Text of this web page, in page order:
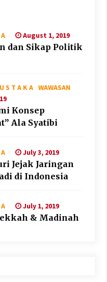
August 1, 2019
dan Sikap Politik
S T A K A WAWASAN
Konsep
Ala Syatibi
July 3, 2019
Jejak Jaringan
di Indonesia
July 1, 2019
& Madinah